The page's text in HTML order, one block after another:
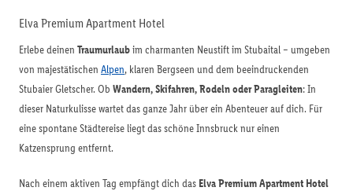
Elva Premium Apartment Hotel
Erlebe deinen Traumurlaubim charmanten Neustift im Stubaital – umgeben
von majestätischen Alpen, klaren Bergseen und dem beeindruckenden
Stubaier Gletscher. Ob Wandern, Skifahren, Rodeln oder Paragleiten: In
dieser Naturkulisse wartet das ganze Jahr über ein Abenteuer auf dich. Für
eine spontane Städtereise liegt das schöne Innsbruck nur einen
Katzensprung entfernt.
Nach einem aktiven Tag empfängt dich das Elva Premium Apartment Hotel